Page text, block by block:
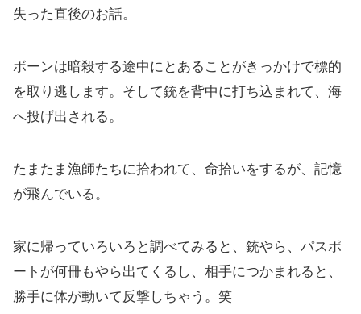
失った直後のお話。
ボーンは暗殺する途中にとあることがきっかけで標的
を取り逃します。そして銃を背中に打ち込まれて、海
へ投げ出される。
たまたま漁師たちに拾われて、命拾いをするが、記憶
が飛んでいる。
家に帰っていろいろと調べてみると、銃やら、パスポ
ートが何冊もやら出てくるし、相手につかまれると、
勝手に体が動いて反撃しちゃう。笑